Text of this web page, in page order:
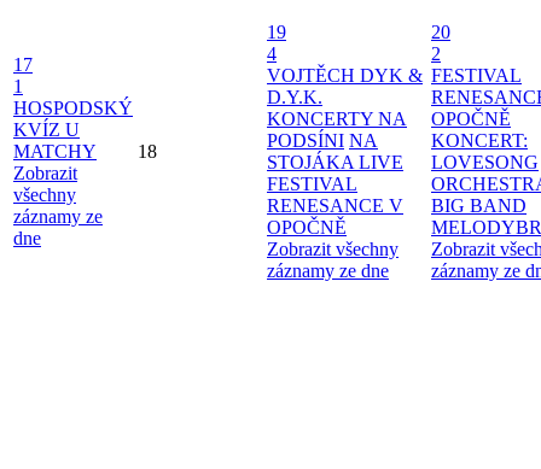
17
1
HOSPODSKÝ
KVÍZ U
MATCHY
Zobrazit
všechny
záznamy ze
dne
18
19
4
VOJTĚCH DYK &
D.Y.K.
KONCERTY NA
PODSÍNI NA
STOJÁKA LIVE
FESTIVAL
RENESANCE V
OPOČNĚ
Zobrazit všechny
záznamy ze dne
20
2
FESTIVAL
OPOČNĚ
KONCERT:
LOVESONG
BIG BAND
Zobrazit
záznamy ze